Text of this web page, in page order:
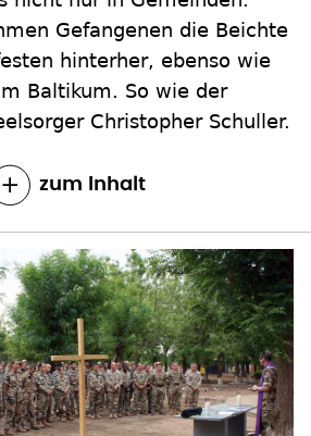
Gefangenen die Beichte
hinterher, ebenso wie
Baltikum. So wie der
Christopher Schuller.
zum Inhalt